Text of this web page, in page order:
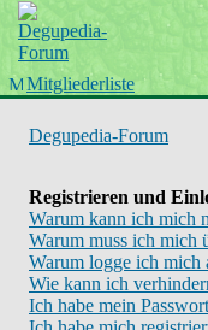
Mitgliederliste
Startseite
Wiki
Forum
Chinboard
Degupedia-Forum
Registrieren und
Warum kann ich mich
Warum muss ich mich
Warum logge ich mich
Wie kann ich
Ich habe mein